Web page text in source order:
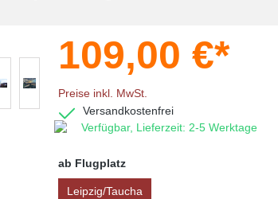
109,00 €*
Preise inkl. MwSt.
Versandkostenfrei
Verfügbar, Lieferzeit: 2-5 Werktage
ab Flugplatz
Leipzig/Taucha